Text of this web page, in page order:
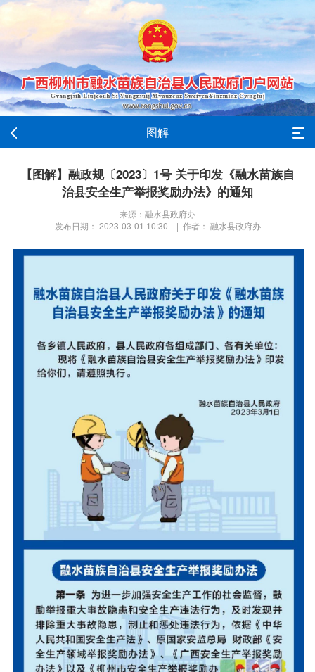
图解
【图解】融政规〔2023〕1号 关于印发《融水苗族自
治县安全生产举报奖励办法》的通知
来源：融水县政府办
发布日期： 2023-03-01 10:30 | 作者： 融水县政府办